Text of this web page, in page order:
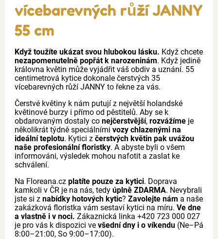
vícebarevných růží JANNY
55 cm
Když toužíte ukázat svou hlubokou lásku. Když chcete
nezapomenutelně popřát k narozeninám. Když jedině
královna květin může vyjádřit váš obdiv a uznání. 55
centimetrová kytice dokonale čerstvých 35
vícebarevných růží JANNY to řekne za vás.
Čerstvé květiny k nám putují z největší holandské
květinové burzy i přímo od pěstitelů. Aby se k
obdarovaným dostaly co nejčerstvější, rozvážíme je
několikrát týdně speciálními vozy chlazenými na
ideální teplotu. Kytici z čerstvých květin pak uvážou
naše profesionální floristky. A abyste byli o všem
informováni, výsledek mohou nafotit a zaslat ke
schválení.
Na Floreana.cz platíte pouze za kytici. Doprava
kamkoli v ČR je na nás, tedy úplně ZDARMA. Nevybrali
jste si z nabídky hotových kytic? Zavolejte nám a naše
zakázková floristka vám sestaví kytici na míru. Ve dne
a vlastně i v noci. Zákaznická linka +420 723 000 027
je pro vás k dispozici ve všední dny i o víkendu (Ne–Pá
8:00–21:00, So 9:00–17:00).